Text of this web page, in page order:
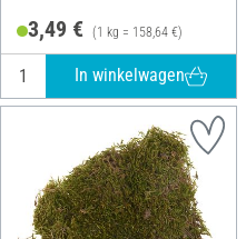
3,49 € (1 kg = 158,64 €)
In winkelwagen